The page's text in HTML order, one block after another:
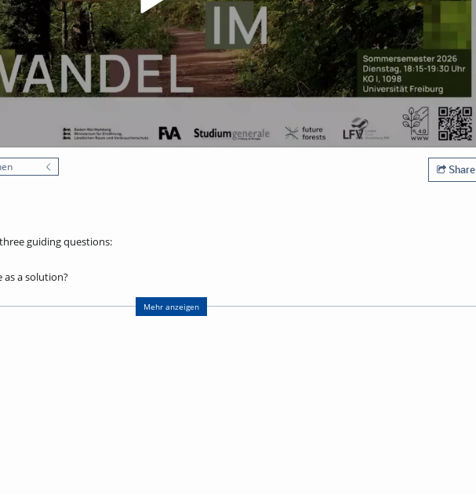
Share
guiding questions:
as a solution?
enable the audience to gain a deeper understanding of the current threats facing Europe’s forests,
Mehr anzeigen